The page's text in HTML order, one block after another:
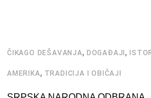
ČIKAGO DEŠAVANJA, DOGAĐAJI,
AMERIKA, TRADICIJA I OBIČAJI